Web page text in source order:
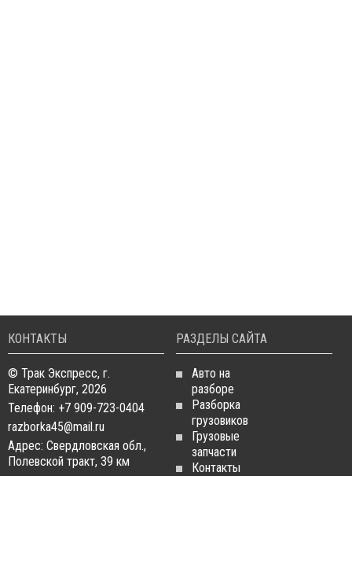
КОНТАКТЫ
© Трак Экспресс, г.
Екатеринбург, 2026
Телефон: +7 909-723-0404
razborka45@mail.ru
Адрес: Свердловская обл.,
Полевской тракт, 39 км
РАЗДЕЛЫ САЙТА
Авто на
разборе
Разборка
грузовиков
Грузовые
запчасти
Контакты